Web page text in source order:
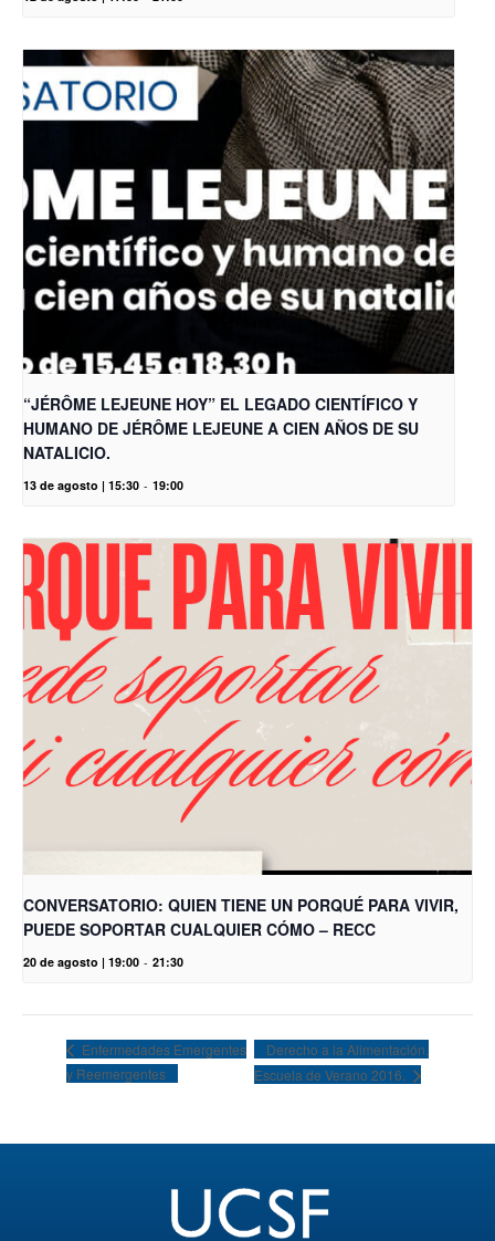
“JÉRÔME LEJEUNE HOY” EL LEGADO CIENTÍFICO Y
HUMANO DE JÉRÔME LEJEUNE A CIEN AÑOS DE SU
NATALICIO.
13 de agosto | 15:30 - 19:00
CONVERSATORIO: QUIEN TIENE UN PORQUÉ PARA VIVIR,
PUEDE SOPORTAR CUALQUIER CÓMO – RECC
20 de agosto | 19:00 - 21:30
Enfermedades Emergentes
y Reemergentes
Derecho a la Alimentación.
Escuela de Verano 2016.